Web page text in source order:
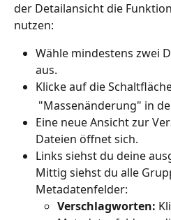
der Detailansicht die
nutzen:
Wähle mindestens zwei
aus.
Klicke auf die
"Massenänderung" in
Eine neue Ansicht zur
Dateien öffnet sich.
Links siehst du deine
Mittig siehst du alle
Metadatenfelder:
Verschlagworten: